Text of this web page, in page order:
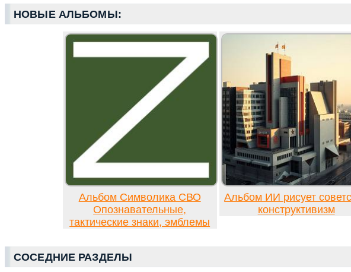
НОВЫЕ АЛЬБОМЫ:
Альбом Символика СВО
Опознавательные,
тактические знаки, эмблемы
Альбом ИИ рисует
конструктивизм
СОСЕДНИЕ РАЗДЕЛЫ